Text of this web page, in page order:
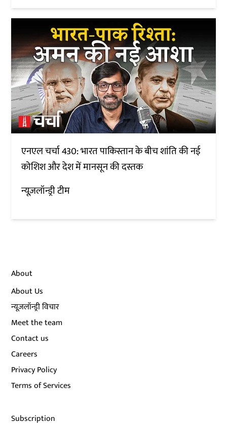
एनएल चर्चा 430: भारत पाकिस्तान के बीच शांति की नई
कोशिश और देश में मानसून की दस्तक
न्यूज़लॉन्ड्री टीम
About
About Us
न्यूज़लॉन्ड्री विचार
Meet the team
Contact us
Careers
Privacy Policy
Terms of Services
Subscription